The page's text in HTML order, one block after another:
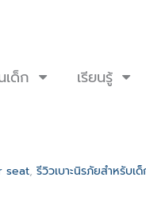
เด็ก เรียนรู้
seat, รีวิวเบาะนิรภัยสำหรับเด็